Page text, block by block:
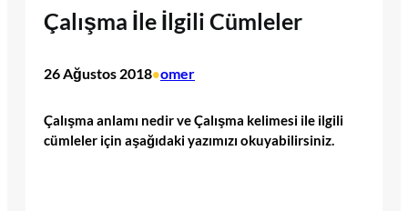
Çalışma İle İlgili Cümleler
26 Ağustos 2018•omer
Çalışma anlamı nedir ve Çalışma kelimesi ile ilgili
cümleler için aşağıdaki yazımızı okuyabilirsiniz.